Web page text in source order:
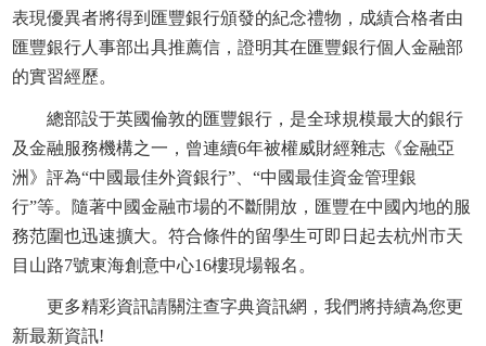
表現優異者將得到匯豐銀行頒發的紀念禮物，成績合格者由
匯豐銀行人事部出具推薦信，證明其在匯豐銀行個人金融部
的實習經歷。
總部設于英國倫敦的匯豐銀行，是全球規模最大的銀行
及金融服務機構之一，曾連續6年被權威財經雜志《金融亞
洲》評為“中國最佳外資銀行”、“中國最佳資金管理銀
行”等。隨著中國金融市場的不斷開放，匯豐在中國內地的服
務范圍也迅速擴大。符合條件的留學生可即日起去杭州市天
目山路7號東海創意中心16樓現場報名。
更多精彩資訊請關注查字典資訊網 ，我們將持續為您更
新最新資訊!